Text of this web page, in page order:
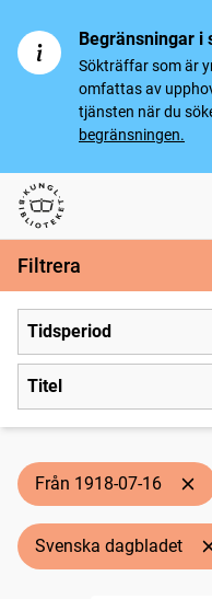
Begränsningar i
Sökträffar som är
omfattas av
tjänsten när du
begränsningen.
Svenska tidningar
Filtrera
Tidsperiod
Titel
Från 1918-07-16
Svenska dagbladet